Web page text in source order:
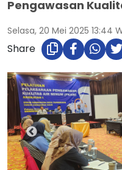
Pengawasan
Selasa, 20 Mei 2025 13:44
Share